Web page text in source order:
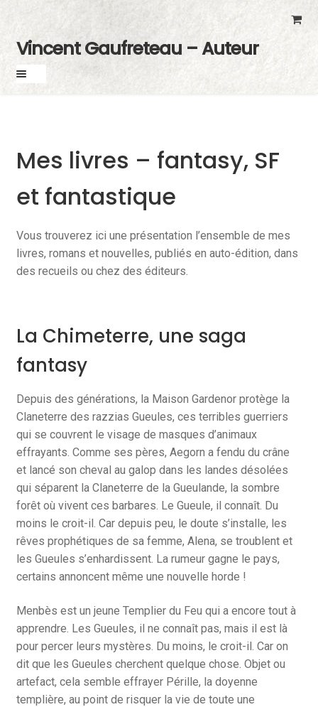
navigation
content
Vincent Gaufreteau – Auteur
Mes livres – fantasy, SF
et fantastique
Vous trouverez ici une présentation l’ensemble de mes
livres, romans et nouvelles, publiés en auto-édition, dans
des recueils ou chez des éditeurs.
La Chimeterre, une saga
fantasy
Depuis des générations, la Maison Gardenor protège la
Claneterre des razzias Gueules, ces terribles guerriers
qui se couvrent le visage de masques d’animaux
effrayants. Comme ses pères, Aegorn a fendu du crâne
et lancé son cheval au galop dans les landes désolées
qui séparent la Claneterre de la Gueulande, la sombre
forêt où vivent ces barbares. Le Gueule, il connaît. Du
moins le croit-il. Car depuis peu, le doute s’installe, les
rêves prophétiques de sa femme, Alena, se troublent et
les Gueules s’enhardissent. La rumeur gagne le pays,
certains annoncent même une nouvelle horde !
Menbès est un jeune Templier du Feu qui a encore tout à
apprendre. Les Gueules, il ne connaît pas, mais il est là
pour percer leurs mystères. Du moins, le croit-il. Car on
dit que les Gueules cherchent quelque chose. Objet ou
artefact, cela semble effrayer Pérille, la doyenne
templière, au point de risquer la vie de toute une